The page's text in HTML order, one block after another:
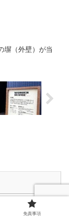
塀（外壁）が当
免責事項